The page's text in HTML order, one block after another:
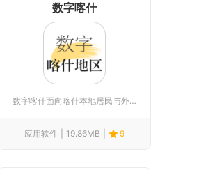
数字喀什
数字喀什面向喀什本地居民与外来游客打造，整合全民阅读、本地资...
应用软件 19.86MB 9